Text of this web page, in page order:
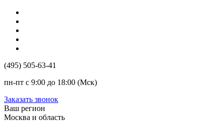
(495) 505-63-41
пн-пт с 9:00 до 18:00 (Мск)
Заказать звонок
Ваш регион
Москва и область